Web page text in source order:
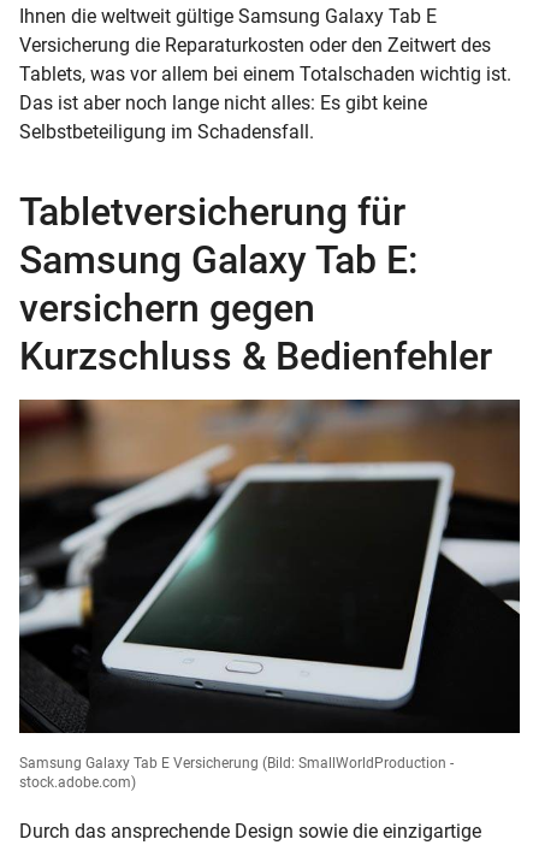
Ihnen die weltweit gültige Samsung Galaxy Tab E
Versicherung die Reparaturkosten oder den Zeitwert des
Tablets, was vor allem bei einem Totalschaden wichtig ist.
Das ist aber noch lange nicht alles: Es gibt keine
Selbstbeteiligung im Schadensfall.
Tabletversicherung für
Samsung Galaxy Tab E:
versichern gegen
Kurzschluss & Bedienfehler
Samsung Galaxy Tab E Versicherung (Bild: SmallWorldProduction -
stock.adobe.com)
Durch das ansprechende Design sowie die einzigartige